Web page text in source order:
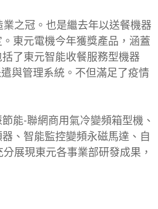
之冠。也是繼去年以送餐機器
東元電機今年獲獎產品，涵蓋
了東元智能收餐服務型機器
與管理系統。不但滿足了疫情
能-聯網商用氣冷變頻箱型機、
、智能監控變頻永磁馬達、自
展現東元各事業部研發成果，